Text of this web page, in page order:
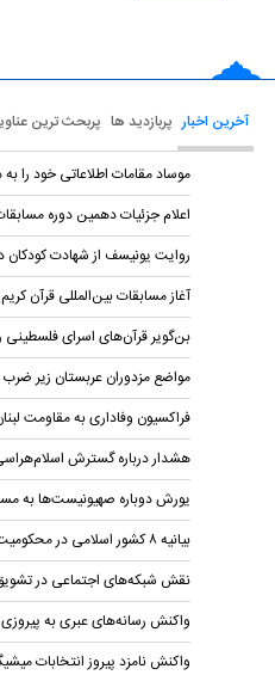
آخرین اخبار پربازدید ها پربحث ترین
موساد مقامات اطلاعاتی خود را به
اعلام جزئیات دهمین دوره‌
روایت یونیسف از شهادت کودکان
آغاز مسابقات بین‌المللی قرآن
بن‌گویر قرآن‌های اسرای فلسطینی
مواضع مزدوران عربستان زیر
فراکسیون وفاداری به مقاومت
هشدار درباره گسترش
یورش دوباره صهیونیست‌ها به
بیانیه ۸ کشور اسلامی در محکومیت اقدامات رژیم صهیونیستی در فلسطین
نقش شبکه‌های اجتماعی در تشویق
واکنش رسانه‌های عبری به
واکنش نامزد پیروز انتخابات